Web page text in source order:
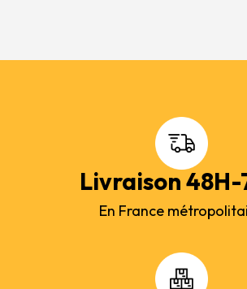
Livraison 48H-
En France